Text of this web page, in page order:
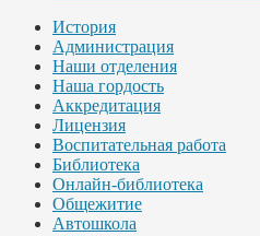
История
Администрация
Наши отделения
Наша гордость
Аккредитация
Лицензия
Воспитательная работа
Библиотека
Онлайн-библиотека
Общежитие
Автошкола